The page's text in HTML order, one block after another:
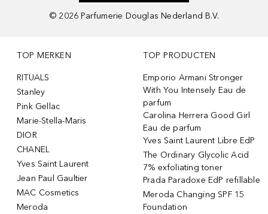
© 2026 Parfumerie Douglas Nederland B.V.
TOP MERKEN
RITUALS
Stanley
Pink Gellac
Marie-Stella-Maris
DIOR
CHANEL
Yves Saint Laurent
Jean Paul Gaultier
MAC Cosmetics
Meroda
TOP PRODUCTEN
Emporio Armani Stronger
With You Intensely Eau de
parfum
Carolina Herrera Good Girl
Eau de parfum
Yves Saint Laurent Libre EdP
The Ordinary Glycolic Acid
7% exfoliating toner
Prada Paradoxe EdP refillable
Meroda Changing SPF 15
Foundation